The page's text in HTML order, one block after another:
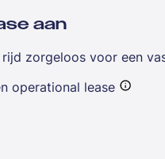
aan
zorgeloos voor een
operational lease